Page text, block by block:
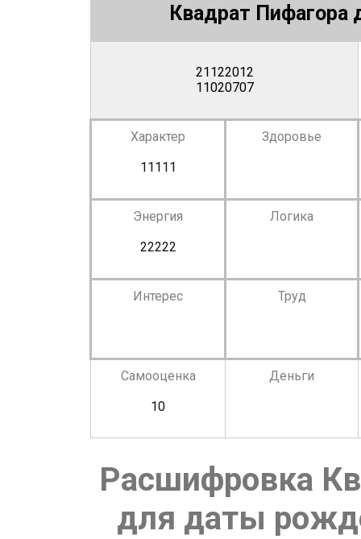
Квадрат Пифагора
21122012
11020707
Характер
11111
Здоровье
Энергия
22222
Логика
Интерес Труд
Самооценка
10
Деньги
Расшифровка
для даты